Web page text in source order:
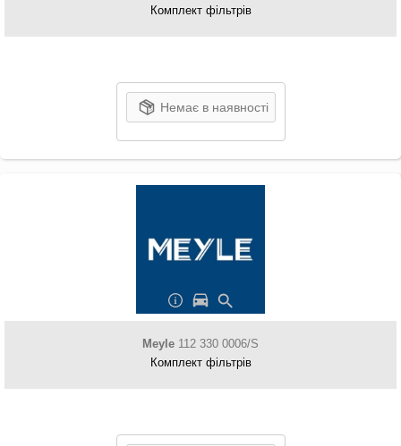
Комплект фільтрів
Немає в наявності
Meyle 112 330 0006/S
Комплект фільтрів